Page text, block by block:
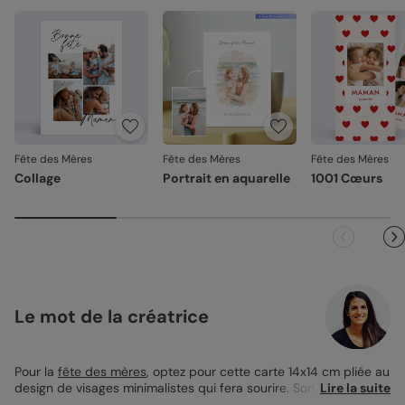
Fête des Mères
Collage
Fête des Mères
Portrait en aquarelle
Fête des Mères
1001 Cœurs
Le mot de la créatrice
Pour la fête des mères, optez pour cette carte 14x14 cm pliée au
design de visages minimalistes qui fera sourire. Son formatLire la suite